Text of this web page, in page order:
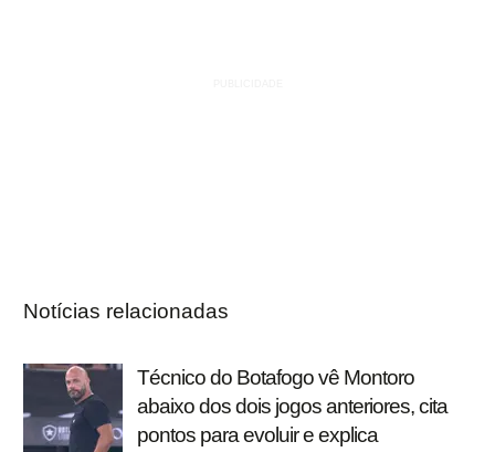
Notícias relacionadas
Técnico do Botafogo vê Montoro
abaixo dos dois jogos anteriores, cita
pontos para evoluir e explica